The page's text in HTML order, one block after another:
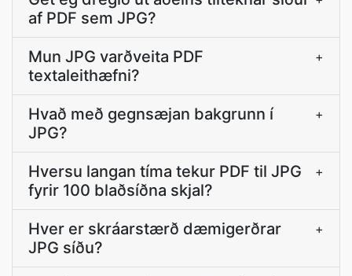
af PDF sem JPG?
Mun JPG varðveita PDF
textaleithæfni?
+
Hvað með gegnsæjan bakgrunn í
JPG?
+
Hversu langan tíma tekur PDF til JPG
fyrir 100 blaðsíðna skjal?
+
Hver er skráarstærð dæmigerðrar
JPG síðu?
+